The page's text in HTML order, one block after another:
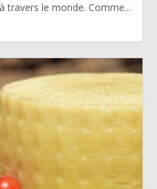
travers le monde. Comme...